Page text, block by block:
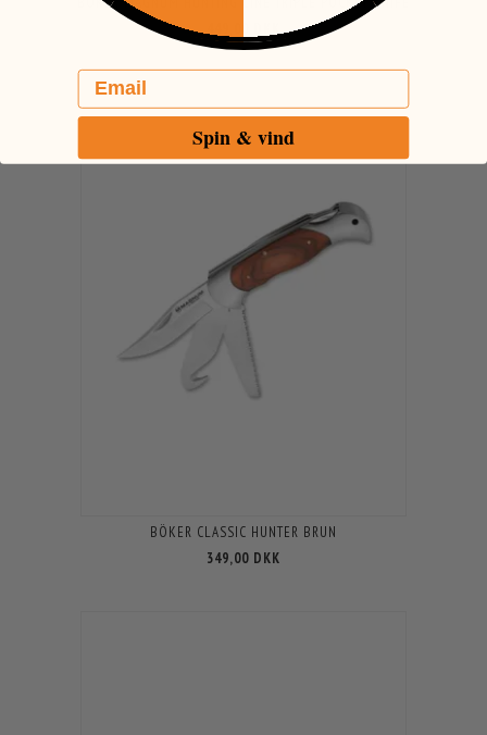
BÖKER CLASSIC HUNTER BRUN
349,00 DKK
Email
Spin & vind